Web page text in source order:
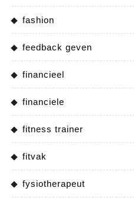
fashion
feedback geven
financieel
financiele
fitness trainer
fitvak
fysiotherapeut